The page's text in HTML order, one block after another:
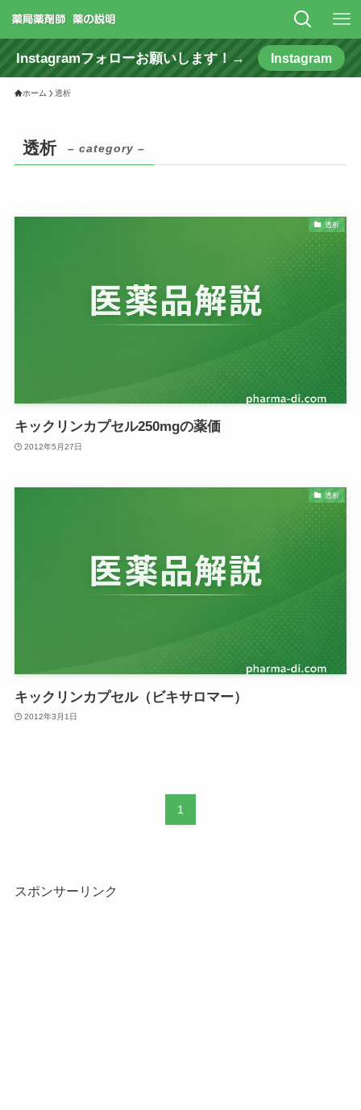
Instagramフォローお願いします！→ Instagram
ホーム 透析
透析 – category –
透析
キックリンカプセル250mgの薬価
2012年5月27日
透析
キックリンカプセル（ビキサロマー）
2012年3月1日
1
スポンサーリンク